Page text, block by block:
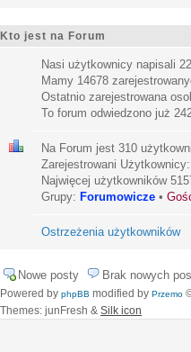
Kto jest na Forum
Nasi użytkownicy napisali
Mamy 14678
Ostatnio zarejestrowana
To forum odwiedzono już
Na Forum jest 310
Zarejestrowani
Najwięcej użytkowników
Grupy: Forumowicze •
Ostrzeżenia użytkowników
Nowe posty Brak nowych
Powered by phpBB modified by Przemo
Themes: junFresh & Silk icon